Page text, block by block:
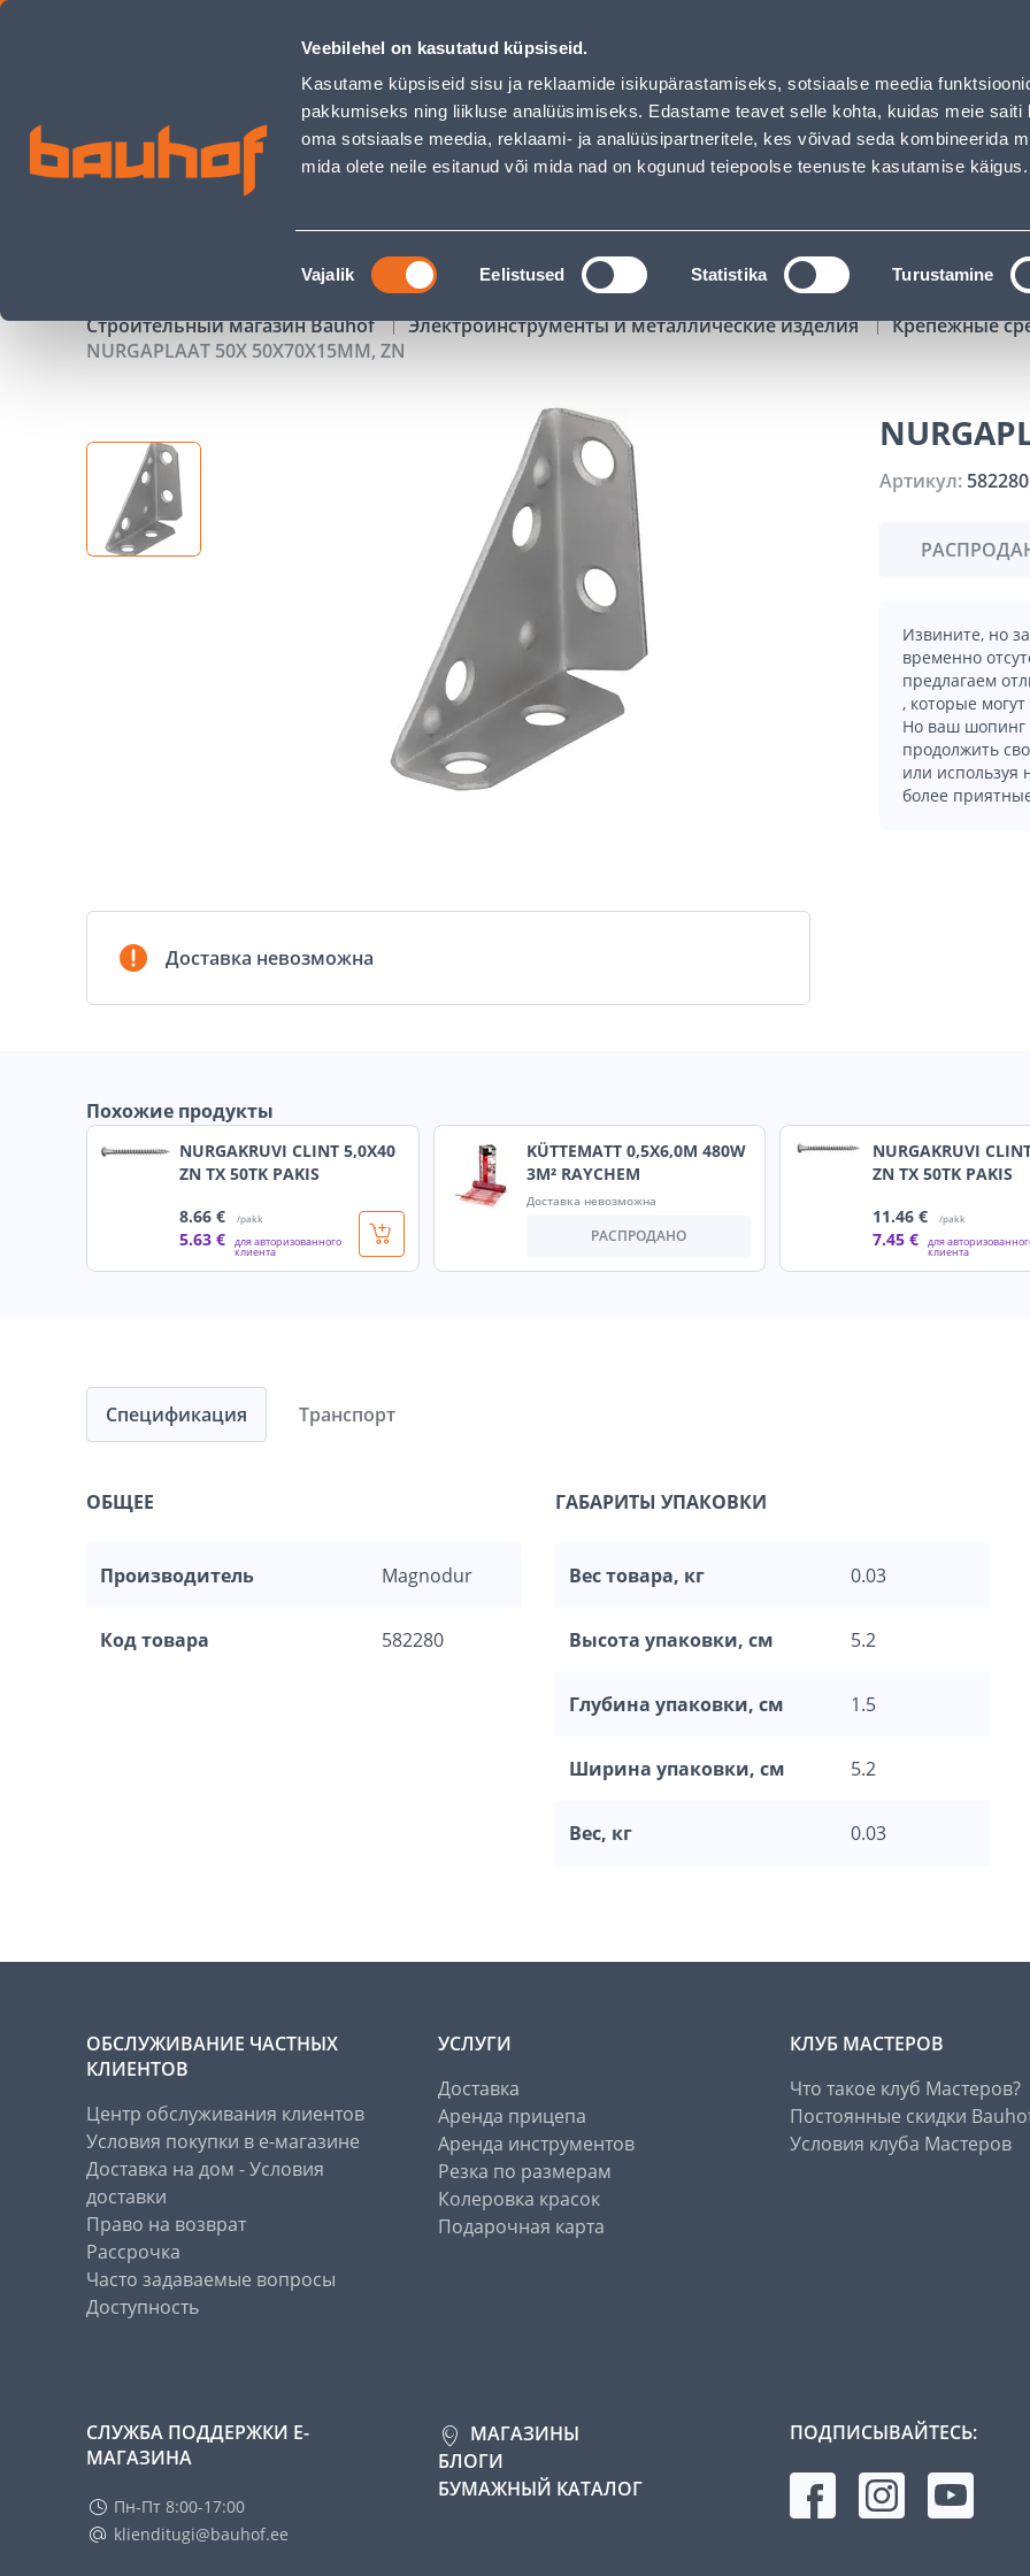
Veebilehel on kasutatud küpsiseid.
Kasutame küpsiseid sisu ja reklaamide isikupärastamiseks, sotsiaalse meedia
pakkumiseks ning liikluse analüüsimiseks. Edastame teavet selle kohta, kuidas meie saiti
oma sotsiaalse meedia, reklaami- ja analüüsipartneritele, kes võivad seda kombineerida
mida olete neile esitanud või mida nad on kogunud teiepoolse teenuste kasutamise käigus.
Nõusoleku
valik
Vajalik Eelistused Statistika Turustamine
NURGAPLAAT 50X 50X70X15MM, ZN - Bauhof has loaded
Обслуживание бизнес-клиентов Обслуживание частных клиентов Услуги Предложения о
ПОИСК
АКЦИИ КАТАЛОГИ АРЕНДА ИНСТРУМЕНТОВ
Строительный магазин Bauhof Электроинструменты и металлические изделия Крепежные
NURGAPLAAT 50X 50X70X15MM, ZN
Доставка невозможна
Артикул: 582280
Извините, но
временно
предлагаем
, которые
Но ваш шопинг
продолжить
или
более
Похожие продукты
NURGAKRUVI CLINT 5,0X40
ZN TX 50TK PAKIS
8.66 € /pakk
5.63 € для авторизованного
клиента
KÜTTEMATT 0,5X6,0M 480W
3M² RAYCHEM
Доставка невозможна
РАСПРОДАНО
NURGAKRUVI
ZN TX 50TK PAKIS
11.46 € /pakk
7.45 € для
клиента
Спецификация
ОБЩЕЕ
Производитель Magnodur
Код товара 582280
ГАБАРИТЫ УПАКОВКИ
Вес товара, кг 0.03
Высота упаковки, см 5.2
Глубина упаковки, см 1.5
Ширина упаковки, см 5.2
Вес, кг 0.03
Транспорт
ОБСЛУЖИВАНИЕ ЧАСТНЫХ
КЛИЕНТОВ
Центр обслуживания клиентов
Условия покупки в е-магазине
Доставка на дом - Условия
доставки
Право на возврат
Рассрочка
Часто задаваемые вопросы
Доступность
УСЛУГИ
Доставка
Аренда прицепа
Аренда инструментов
Резка по размерам
Колеровка красок
Подарочная карта
КЛУБ МАСТЕРОВ
Что такое клуб Мастеров?
Постоянные скидки
Условия клуба Мастеров
СЛУЖБА ПОДДЕРЖКИ Е-
МАГАЗИНА
Пн-Пт 8:00-17:00
klienditugi@bauhof.ee
МАГАЗИНЫ
БЛОГИ
БУМАЖНЫЙ КАТАЛОГ
ПОДПИСЫВАЙТЕСЬ: